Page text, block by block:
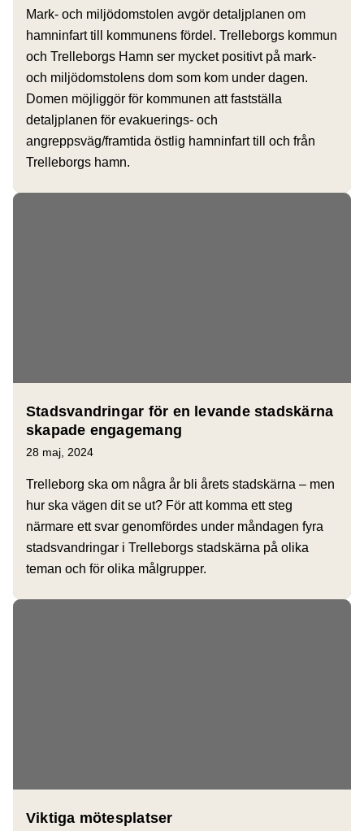
Mark- och miljödomstolen avgör detaljplanen om
hamninfart till kommunens fördel. Trelleborgs kommun
och Trelleborgs Hamn ser mycket positivt på mark-
och miljödomstolens dom som kom under dagen.
Domen möjliggör för kommunen att fastställa
detaljplanen för evakuerings- och
angreppsväg/framtida östlig hamninfart till och från
Trelleborgs hamn.
Stadsvandringar för en levande stadskärna
skapade engagemang
28 maj, 2024
Trelleborg ska om några år bli årets stadskärna – men
hur ska vägen dit se ut? För att komma ett steg
närmare ett svar genomfördes under måndagen fyra
stadsvandringar i Trelleborgs stadskärna på olika
teman och för olika målgrupper.
Viktiga mötesplatser